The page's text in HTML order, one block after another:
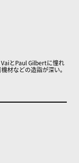
とPaul Gilbertに憧れ
材などの造詣が深い。